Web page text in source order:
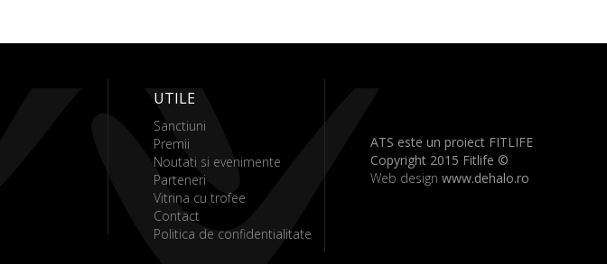
UTILE
Sanctiuni
Premii
Noutati si evenimente
Parteneri
Vitrina cu trofee
Contact
Politica de confidentialitate
ATS este un proiect FITLIFE
Copyright 2015 Fitlife ©
Web design www.dehalo.ro